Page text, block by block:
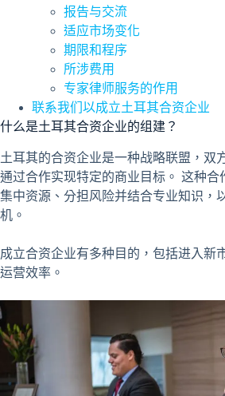
报告与交流
适应市场变化
期限和程序
所涉费用
专家律师服务的作用
联系我们以成立土耳其合资企业
什么是土耳其合资企业的组建？
土耳其的合资企业是一种战略联盟，双
通过合作实现特定的商业目标。 这种合
集中资源、分担风险并结合专业知识，
机。
成立合资企业有多种目的，包括进入新
运营效率。